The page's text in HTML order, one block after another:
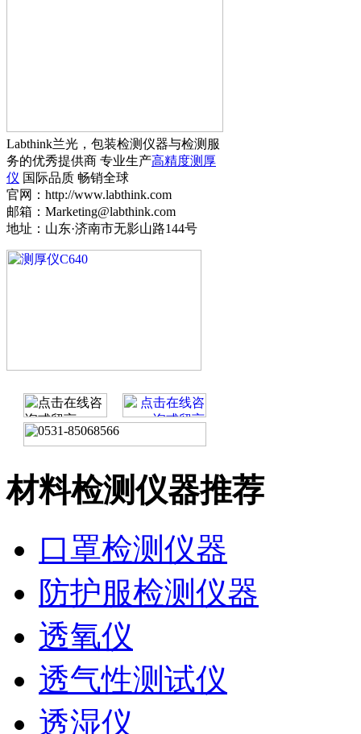
Labthink兰光，包装检测仪器与检测服
务的优秀提供商 专业生产高精度测厚
仪 国际品质 畅销全球
官网：http://www.labthink.com
邮箱：Marketing@labthink.com
地址：山东·济南市无影山路144号
材料检测仪器推荐
口罩检测仪器
防护服检测仪器
透氧仪
透气性测试仪
透湿仪